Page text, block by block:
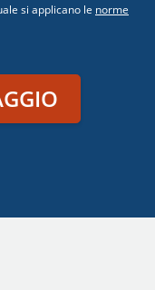
si applicano le norme